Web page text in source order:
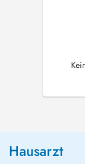
Hausarzt